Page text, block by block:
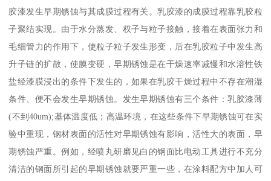
胶漆发生早期锈蚀与其成膜过程有关。乳胶漆的成膜过程靠乳胶粒
子聚结实现。由于水分蒸发、权子与粒子接触，接着在表面张力和
毛细管力的作用下，使粒子粒子发生形变，后在乳胶粒子中发生高
升子链的扩散，使膜变硬，早期锈蚀是在干燥速率减慢和水溶性铁
盐经漆膜浸出的条件下发生的，如果在乳胶干燥过程中不存在潮湿
条件、便不会发生早期锈蚀。发生早期锈蚀有三个条件：乳胶漆薄
(不到40um);基体温度低；高温环境，在这些条件下早期锈蚀可在实
验中重现，钢材表面的活性对早期锈蚀有影响，活性大的表面，早
期锈蚀严重。例如，经喷丸研磨见白的钢面比电动工具进行不充分
清洁的钢面所引起的早期锈蚀就要严重一些，在涂料配方中加人可